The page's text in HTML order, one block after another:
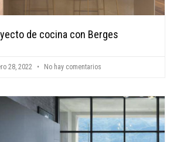
de cocina con Berges
28, 2022 No hay comentarios